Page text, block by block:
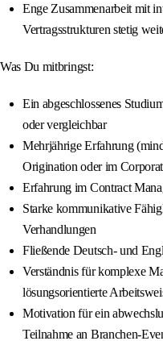
Enge Zusammenarbeit mit
Vertragsstrukturen stetig
Was Du mitbringst:
Ein abgeschlossenes
oder vergleichbar
Mehrjährige Erfahrung
Origination oder im
Erfahrung im Contract
Starke kommunikative
Verhandlungen
Fließende Deutsch- und
Verständnis für komplexe
lösungsorientierte
Motivation für ein
Teilnahme an Branchen-